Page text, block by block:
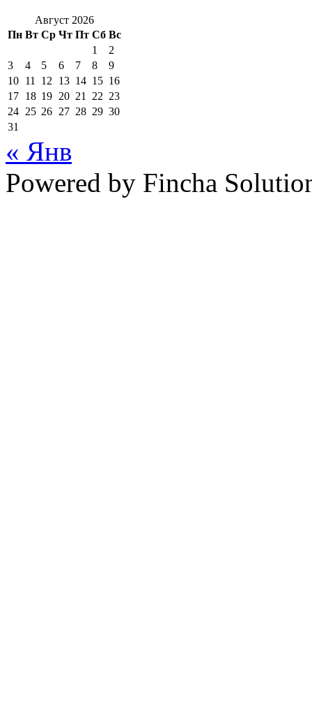
Август 2026
Пн Вт Ср Чт Пт Сб Вс
1
2
3
4 5 6 7 8
9
10 11 12 13 14 15 16
17 18 19 20 21 22 23
24 25 26 27 28 29 30
31
« Янв
Powered by Fincha